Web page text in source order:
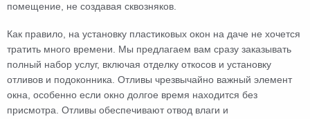
помещение, не создавая сквозняков.
Как правило, на установку пластиковых окон на даче не хочется
тратить много времени. Мы предлагаем вам сразу заказывать
полный набор услуг, включая отделку откосов и установку
отливов и подоконника. Отливы чрезвычайно важный элемент
окна, особенно если окно долгое время находится без
присмотра. Отливы обеспечивают отвод влаги и